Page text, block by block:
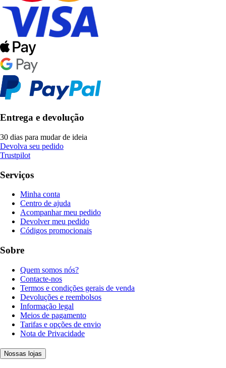
Entrega e devolução
30 dias para mudar de ideia
Devolva seu pedido
Trustpilot
Serviços
Minha conta
Centro de ajuda
Acompanhar meu pedido
Devolver meu pedido
Códigos promocionais
Sobre
Quem somos nós?
Contacte-nos
Termos e condições gerais de venda
Devoluções e reembolsos
Informação legal
Meios de pagamento
Tarifas e opções de envio
Nota de Privacidade
Nossas lojas